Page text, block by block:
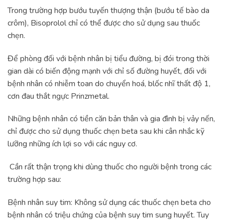
Trong trường hợp bướu tuyến thượng thận (bướu tế bào da
crôm), Bisoprolol chỉ có thể được cho sử dụng sau thuốc
chẹn.
Để phòng đối với bệnh nhân bị tiểu đường, bị đói trong thời
gian dài có biến động mạnh với chỉ số đường huyết, đối với
bệnh nhân có nhiễm toan do chuyển hoá, blốc nhĩ thất độ 1,
cơn đau thắt ngực Prinzmetal.
Những bệnh nhân có tiền căn bản thân và gia đình bị vảy nến,
chỉ được cho sử dụng thuốc chẹn beta sau khi cân nhắc kỹ
lưỡng những ích lợi so với các nguy cơ.
Cần rất thận trọng khi dùng thuốc cho người bệnh trong các
trường hợp sau:
Bệnh nhân suy tim: Không sử dụng các thuốc chẹn beta cho
bệnh nhân có triệu chứng của bệnh suy tim sung huyết. Tuy